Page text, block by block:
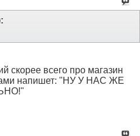
скорее всего про магазин
напишет: "НУ У НАС ЖЕ